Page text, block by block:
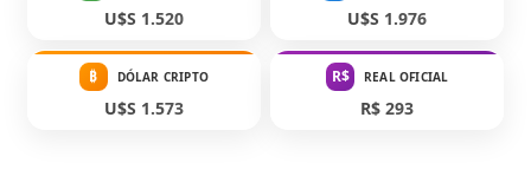
U$S 1.520 U$S 1.976
₿ DÓLAR CRIPTO
U$S 1.573
R$ REAL OFICIAL
R$ 293